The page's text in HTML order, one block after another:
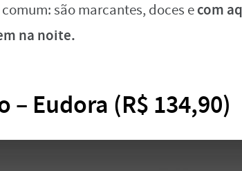
são marcantes, doces ecom
na noite.
– Eudora (R$ 134,90)